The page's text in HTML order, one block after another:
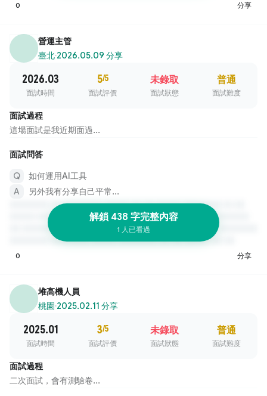
0 分享
營運主管
臺北·2026.05.09 分享
2026.03
面試時間
5/5
面試評價
未錄取
面試狀態
普通
面試難度
面試過程
這場面試是我近期面過...
面試問答
如何運用AI工具
另外我有分享自己平常...
解鎖 438 字完整內容
1 人已看過
0 分享
堆高機人員
桃園·2025.02.11 分享
2025.01
面試時間
3/5
面試評價
未錄取
面試狀態
普通
面試難度
面試過程
二次面試，會有測驗卷...